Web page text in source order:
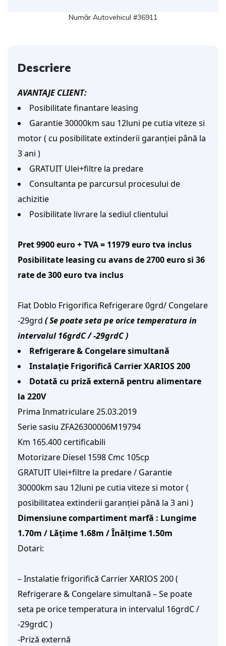
Număr Autovehicul #36911
Descriere
AVANTAJE CLIENT:
Posibilitate finantare leasing
Garantie 30000km sau 12luni pe cutia viteze si
motor ( cu posibilitate extinderii garanției până la
3 ani )
GRATUIT Ulei+filtre la predare
Consultanta pe parcursul procesului de
achizitie
Posibilitate livrare la sediul clientului
Pret 9900 euro + TVA = 11979 euro tva inclus
Posibilitate leasing cu avans de 2700 euro si 36
rate de 300 euro tva inclus
Fiat Doblo Frigorifica Refrigerare 0grd/ Congelare
-29grd ( Se poate seta pe orice temperatura in
intervalul 16grdC / -29grdC )
Refrigerare & Congelare simultană
Instalație Frigorifică Carrier XARIOS 200
Dotată cu priză externă pentru alimentare
la 220V
Prima Inmatriculare 25.03.2019
Serie sasiu ZFA26300006M19794
Km 165.400 certificabili
Motorizare Diesel 1598 Cmc 105cp
GRATUIT Ulei+filtre la predare / Garantie
30000km sau 12luni pe cutia viteze si motor (
posibilitatea extinderii garanției până la 3 ani )
Dimensiune compartiment marfă : Lungime
1.70m / Lățime 1.68m / Înălțime 1.50m
Dotari:
– Instalatie frigorifică Carrier XARIOS 200 (
Refrigerare & Congelare simultană – Se poate
seta pe orice temperatura in intervalul 16grdC /
-29grdC )
-Priză externă